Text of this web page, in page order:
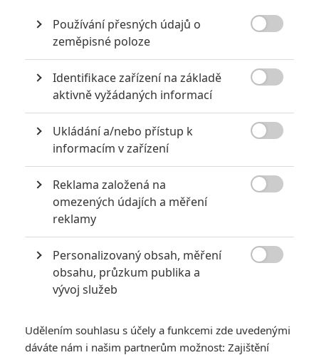
postavit.
V hlavních rolích hrají Bill Skarsgård, Jaeden Lieberher, Finn
Wolfhard, Jack Dylan Grazer, Wyatt Oleff,Chosen Jacobs a Jeremy
Ray Taylor. Režíruje Andy Muschietti, datum české a slovenské
premiéry je stanoveno na 7.9. 2017.
TAGY To It
Javier Botet
Herec
Andres Muschietti
Režisér
Gary Dauberman
Používání přesných údajů o
zeměpisné poloze
Identifikace zařízení na základě
aktivně vyžádaných informací
Ukládání a/nebo přístup k
informacím v zařízení
Reklama založená na
omezených údajích a měření
reklamy
Personalizovaný obsah, měření
obsahu, průzkum publika a
vývoj služeb
Udělením souhlasu s účely a funkcemi zde uvedenými
dáváte nám i našim partnerům možnost: Zajištění